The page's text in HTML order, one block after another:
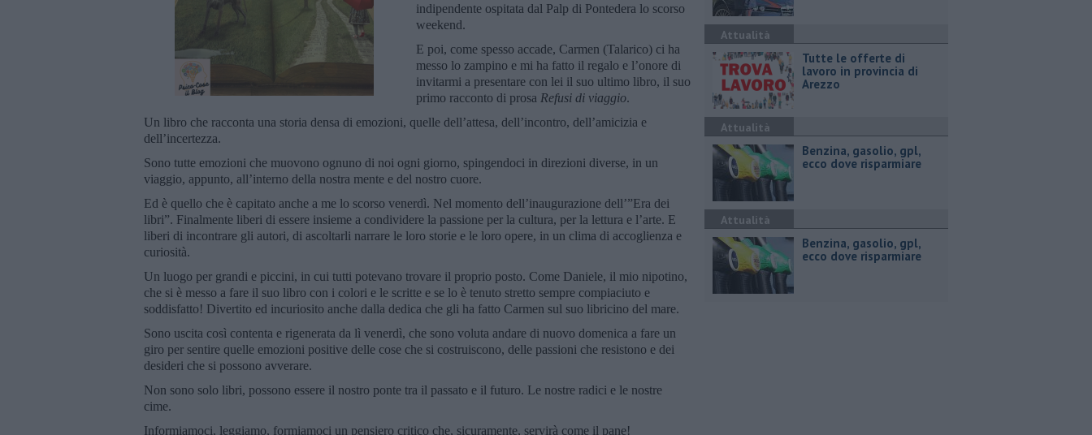
indipendente ospitata dal Palp di Pontedera lo scorso
weekend.
E poi, come spesso accade, Carmen (Talarico) ci ha
messo lo zampino e mi ha fatto il regalo e l’onore di
invitarmi a presentare con lei il suo ultimo libro, il suo
primo racconto di prosa Refusi di viaggio.
Un libro che racconta una storia densa di emozioni, quelle dell’attesa, dell’incontro, dell’amicizia e
dell’incertezza.
Sono tutte emozioni che muovono ognuno di noi ogni giorno, spingendoci in direzioni diverse, in un
viaggio, appunto, all’interno della nostra mente e del nostro cuore.
Ed è quello che è capitato anche a me lo scorso venerdì. Nel momento dell’inaugurazione dell’”Era dei
libri”. Finalmente liberi di essere insieme a condividere la passione per la cultura, per la lettura e l’arte. E
liberi di incontrare gli autori, di ascoltarli narrare le loro storie e le loro opere, in un clima di accoglienza e
curiosità.
Un luogo per grandi e piccini, in cui tutti potevano trovare il proprio posto. Come Daniele, il mio nipotino,
che si è messo a fare il suo libro con i colori e le scritte e se lo è tenuto stretto sempre compiaciuto e
soddisfatto! Divertito ed incuriosito anche dalla dedica che gli ha fatto Carmen sul suo libricino del mare.
Sono uscita così contenta e rigenerata da lì venerdì, che sono voluta andare di nuovo domenica a fare un
giro per sentire quelle emozioni positive delle cose che si costruiscono, delle passioni che resistono e dei
desideri che si possono avverare.
Non sono solo libri, possono essere il nostro ponte tra il passato e il futuro. Le nostre radici e le nostre
cime.
Informiamoci, leggiamo, formiamoci un pensiero critico che, sicuramente, servirà come il pane!
Attualità
​Tutte le offerte di
lavoro in provincia di
Arezzo
Attualità
​Benzina, gasolio, gpl,
ecco dove risparmiare
Attualità
​Benzina, gasolio, gpl,
ecco dove risparmiare